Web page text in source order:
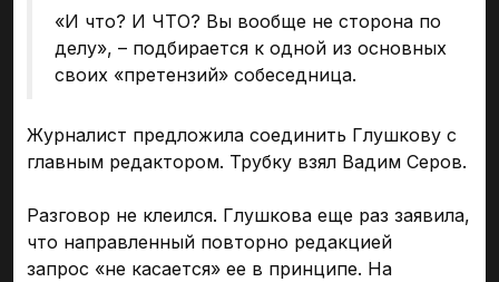
«И что? И ЧТО? Вы вообще не сторона по
делу», – подбирается к одной из основных
своих «претензий» собеседница.
Журналист предложила соединить Глушкову с
главным редактором. Трубку взял Вадим Серов.
Разговор не клеился. Глушкова еще раз заявила,
что направленный повторно редакцией
запрос «не касается» ее в принципе. На